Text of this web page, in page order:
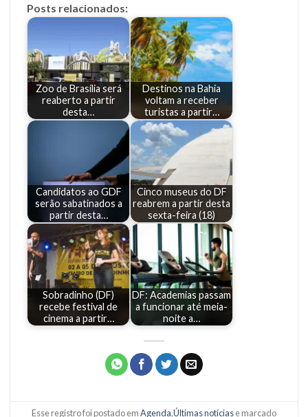
Posts relacionados:
Zoo de Brasília será
reaberto a partir
desta…
Destinos na Bahia
voltam a receber
turistas a partir…
Candidatos ao GDF
serão sabatinados a
partir desta…
Cinco museus do DF
reabrem a partir desta
sexta-feira (18)
Sobradinho (DF)
recebe festival de
cinema a partir…
DF: Academias passam
a funcionar até meia-
noite a…
Esse registro foi postado emAgenda,Últimas notíciase marcado